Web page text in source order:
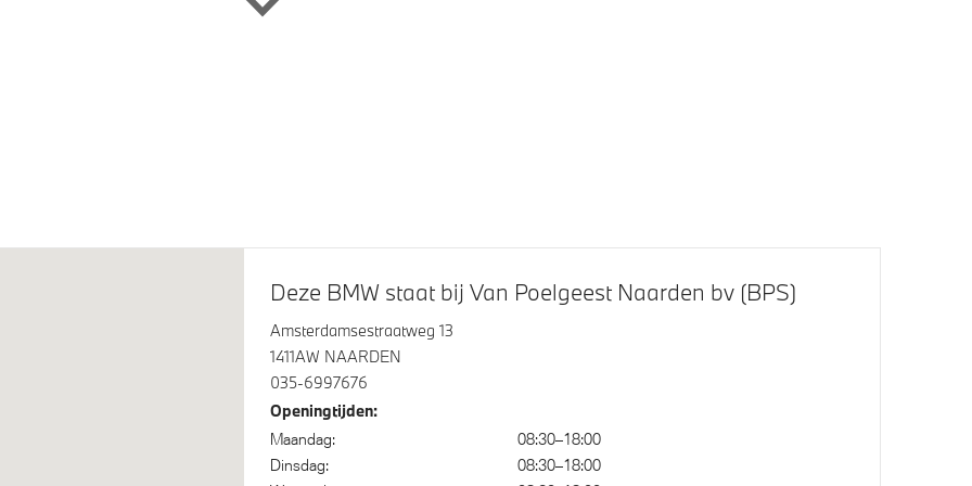
Line
Deze BMW staat bij Van Poelgeest Naarden bv (BPS)
Amsterdamsestraatweg 13
1411AW NAARDEN
035-6997676
Openingtijden:
Maandag:
08:30–18:00
Dinsdag:
08:30–18:00